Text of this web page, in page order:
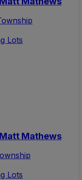
Lots
Matt Mathews
Lots